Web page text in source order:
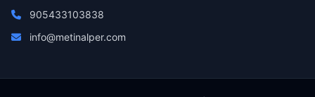
905433103838
info@metinalper.com